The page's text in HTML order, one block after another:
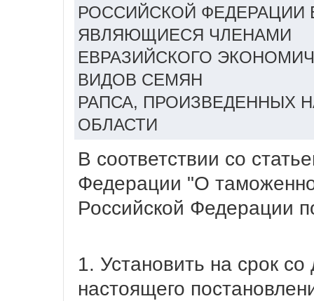
РОССИЙСКОЙ ФЕДЕРАЦИИ
ЯВЛЯЮЩИЕСЯ ЧЛЕНАМИ
ЕВРАЗИЙСКОГО
ВИДОВ СЕМЯН
РАПСА, ПРОИЗВЕДЕННЫХ
ОБЛАСТИ
В соответствии со
Федерации "О
Российской Федерации
1. Установить на срок
настоящего